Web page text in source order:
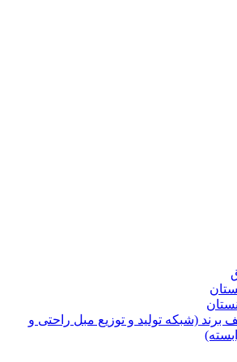
برند (شبکه تولید و توزیع مبل راحتی و